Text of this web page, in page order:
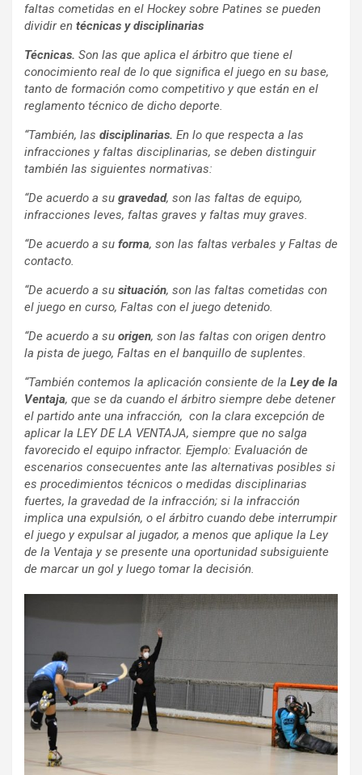
faltas cometidas en el Hockey sobre Patines se pueden
dividir en técnicas y disciplinarias
Técnicas. Son las que aplica el árbitro que tiene el
conocimiento real de lo que significa el juego en su base,
tanto de formación como competitivo y que están en el
reglamento técnico de dicho deporte.
“También, las disciplinarias. En lo que respecta a las
infracciones y faltas disciplinarias, se deben distinguir
también las siguientes normativas:
“De acuerdo a su gravedad, son las faltas de equipo,
infracciones leves, faltas graves y faltas muy graves.
“De acuerdo a su forma, son las faltas verbales y Faltas de
contacto.
“De acuerdo a su situación, son las faltas cometidas con
el juego en curso, Faltas con el juego detenido.
“De acuerdo a su origen, son las faltas con origen dentro
la pista de juego, Faltas en el banquillo de suplentes.
“También contemos la aplicación consiente de la Ley de la
Ventaja, que se da cuando el árbitro siempre debe detener
el partido ante una infracción, con la clara excepción de
aplicar la LEY DE LA VENTAJA, siempre que no salga
favorecido el equipo infractor. Ejemplo: Evaluación de
escenarios consecuentes ante las alternativas posibles si
es procedimientos técnicos o medidas disciplinarias
fuertes, la gravedad de la infracción; si la infracción
implica una expulsión, o el árbitro cuando debe interrumpir
el juego y expulsar al jugador, a menos que aplique la Ley
de la Ventaja y se presente una oportunidad subsiguiente
de marcar un gol y luego tomar la decisión.